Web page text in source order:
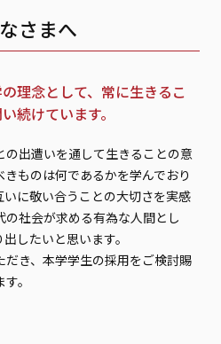
さまへ
理念として、常に生きるこ
続けています。
出遭いを通して生きることの意
ものは何であるかを学んでおり
に敬い合うことの大切さを実感
の社会が求める有為な人間とし
したいと思います。
き、本学学生の採用をご検討賜
。